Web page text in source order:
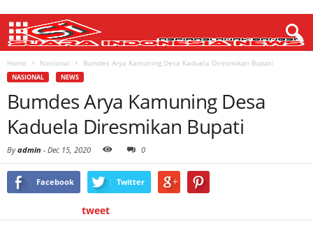
Home Nasional Bumdes Arya Kamuning Desa Kaduela Diresmikan Bupati
NASIONAL NEWS
Bumdes Arya Kamuning Desa
Kaduela Diresmikan Bupati
Byadmin - Dec 15, 2020 0
Facebook Twitter
tweet